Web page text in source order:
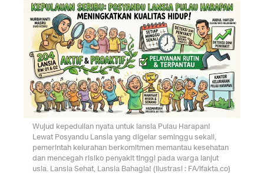
Wujud kepedulian nyata untuk lansia Pulau Harapan!
Lewat Posyandu Lansia yang digelar seminggu sekali,
pemerintah kelurahan berkomitmen memantau kesehatan
dan mencegah risiko penyakit tinggi pada warga lanjut
usia. Lansia Sehat, Lansia Bahagia! (Ilustrasi : FA/Ifakta.co)